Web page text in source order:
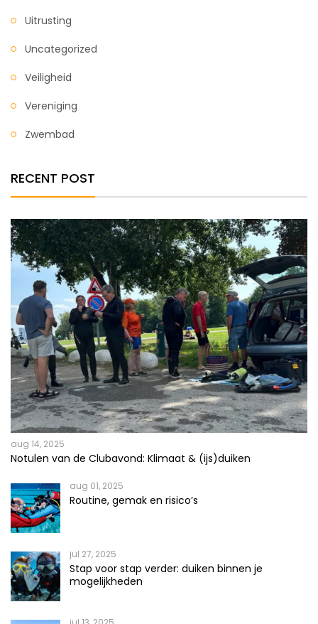
Uitrusting
Uncategorized
Veiligheid
Vereniging
Zwembad
RECENT POST
aug 14, 2025
Notulen van de Clubavond: Klimaat & (ijs)duiken
aug 01, 2025
Routine, gemak en risico’s
jul 27, 2025
Stap voor stap verder: duiken binnen je
mogelijkheden